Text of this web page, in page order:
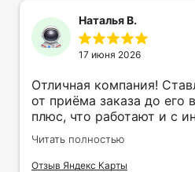
Наталья В.
17 июня 2026
Отличная компания!
от приёма заказа до его
плюс, что работают и с
заказами. Нелбходимо
на кружку в подарок.
оперативно и ооочень
Читать полностью
Отзыв Яндекс Карты